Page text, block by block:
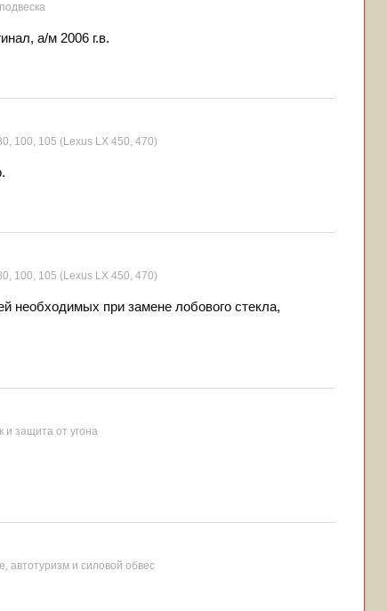
а/м 2006 г.в.
100, 105 (Lexus LX 450, 470)
100, 105 (Lexus LX 450, 470)
необходимых при замене лобового стекла,
и защита от угона
автотуризм и силовой обвес